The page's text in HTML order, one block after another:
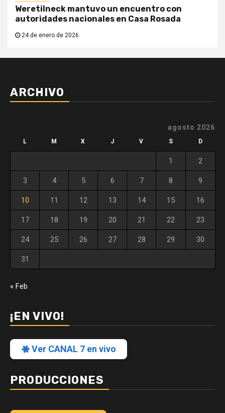
Weretilneck mantuvo un encuentro con
autoridades nacionales en Casa Rosada
24 de enero de 2026
ARCHIVO
agosto 2026
L M X J V S D
1 2
3 4 5 6 7 8 9
10 11 12 13 14 15 16
17 18 19 20 21 22 23
24 25 26 27 28 29 30
31
« Feb
¡EN VIVO!
Ver CANAL 7 en vivo
PRODUCCIONES